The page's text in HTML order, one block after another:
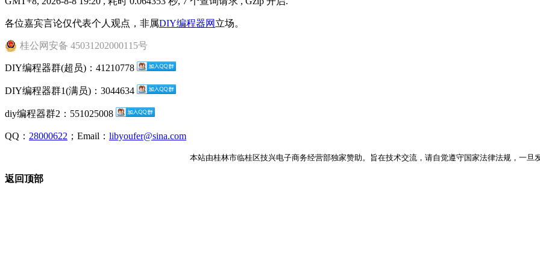
各位嘉宾言论仅代表个人观点，非属DIY编程器网 立场。
桂公网安备 45031202000115号
DIY编程器群(超员)：41210778
DIY编程器群1(满员)：3044634
diy编程器群2：551025008
QQ： 28000622 ；Email： libyoufer@sina.com
本站由桂林市临桂区技兴电子商务经营部独家赞助。旨在技术交流，请自觉遵守国家法律法规，一旦
返回顶部